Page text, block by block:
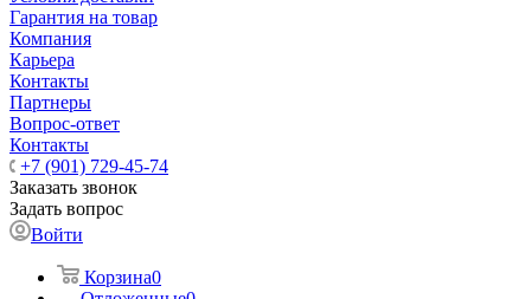
Гарантия на товар
Компания
Карьера
Контакты
Партнеры
Вопрос-ответ
Контакты
+7 (901) 729-45-74
Заказать звонок
Задать вопрос
Войти
Корзина0